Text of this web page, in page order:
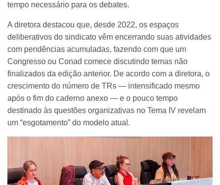
tempo necessário para os debates.
A diretora destacou que, desde 2022, os espaços
deliberativos do sindicato vêm encerrando suas atividades
com pendências acumuladas, fazendo com que um
Congresso ou Conad comece discutindo temas não
finalizados da edição anterior. De acordo com a diretora, o
crescimento do número de TRs — intensificado mesmo
após o fim do caderno anexo — e o pouco tempo
destinado às questões organizativas no Tema IV revelam
um “esgotamento” do modelo atual.